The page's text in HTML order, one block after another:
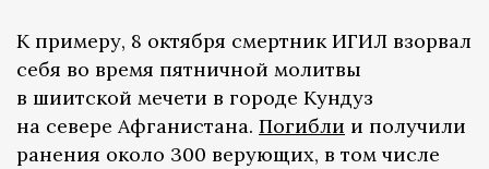
К примеру, 8 октября смертник ИГИЛ взорвал
себя во время пятничной молитвы
в шиитской мечети в городе Кундуз
на севере Афганистана. Погибли и получили
ранения около 300 верующих, в том числе